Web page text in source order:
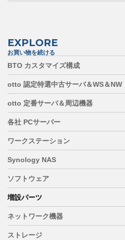
EXPLORE
お買い物を続ける
BTO カスタマイズ構成
otto 認定特選中古サーバ＆WS＆NW
otto 定番サーバ＆周辺機器
各社 PCサーバー
ワークステーション
Synology NAS
ソフトウェア
増設パーツ
ネットワーク機器
ストレージ